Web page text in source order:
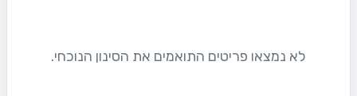
לא נמצאו פריטים התואמים את הסינון הנוכחי.